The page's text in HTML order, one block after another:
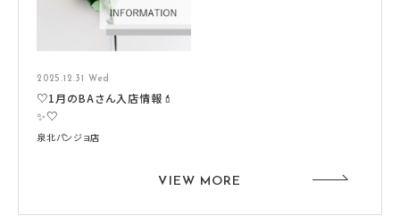
2025.12.31 Wed
♡1月のBAさん入店情報💄
✨♡
泉北パンジョ店
VIEW MORE